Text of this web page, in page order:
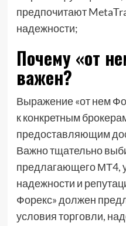
предпочитают
надежности;
Почему «от
важен?
Выражение «от нем
к конкретным
предоставляющим
Важно тщательно
предлагающего МТ4,
надежности и
Форекс» должен
условия торговли,